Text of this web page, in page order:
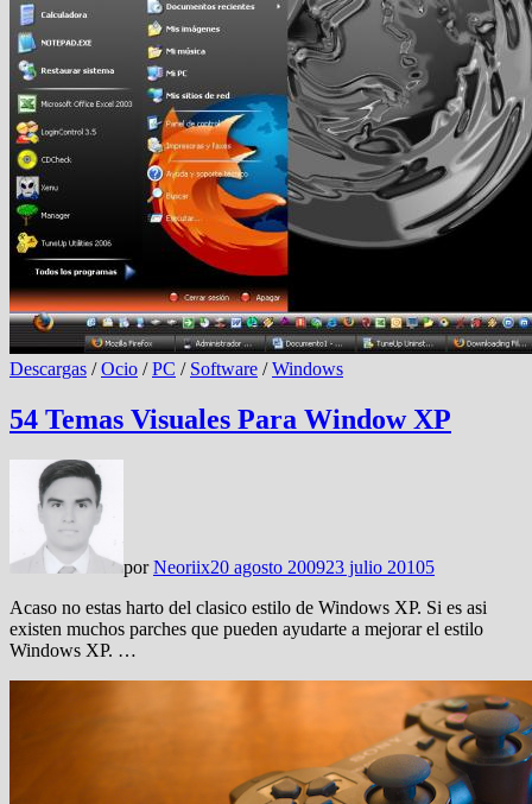
Descargas /Ocio /PC / Software /Windows
54 Temas Visuales Para Window XP
porNeoriix20 agosto 200923 julio 20105
Acaso no estas harto del clasico estilo de Windows XP. Si es asi
existen muchos parches que pueden ayudarte a mejorar el estilo
Windows XP. …